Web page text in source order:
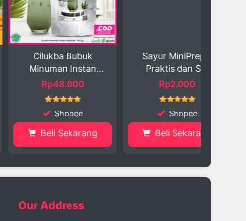
Cilukba Bubuk
Minuman Instan
Matcha ...
Rp48.000
Shopee
Beli Sekarang
Sayur MiniPrep –
Praktis dan S...
Rp2.000
Shopee
Beli Sekarang
Our Address